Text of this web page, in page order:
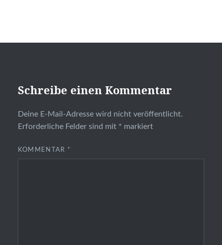
Schreibe einen Kommentar
Deine E-Mail-Adresse wird nicht veröffentlicht.
Erforderliche Felder sind mit * markiert
KOMMENTAR *